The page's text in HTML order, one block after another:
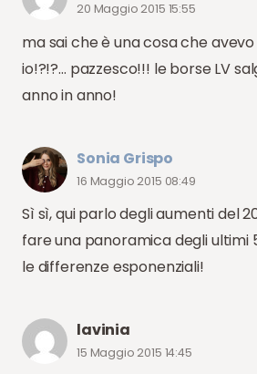
20 Maggio 2015 15:55
ma sai che è una cosa che
io!?!?… pazzesco!!! le borse LV
anno in anno!
Sonia Grispo
16 Maggio 2015 08:49
Sì sì, qui parlo degli aumenti del
fare una panoramica degli ultimi
le differenze esponenziali!
lavinia
15 Maggio 2015 14:45